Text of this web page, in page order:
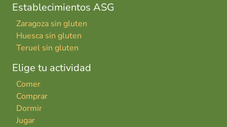
Establecimientos ASG
Zaragoza sin gluten
Huesca sin gluten
Teruel sin gluten
Elige tu actividad
Comer
Comprar
Dormir
Jugar